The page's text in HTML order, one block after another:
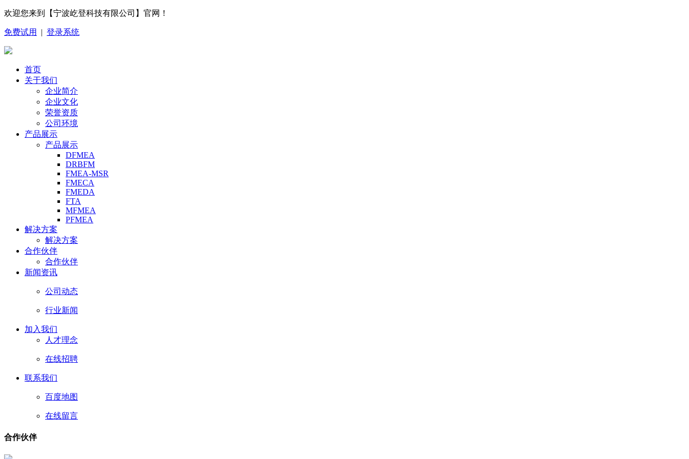
欢迎您来到【宁波屹登科技有限公司】官网！
免费试用 | 登录系统
首页
关于我们
企业简介
企业文化
荣誉资质
公司环境
产品展示
产品展示
DFMEA
DRBFM
FMEA-MSR
FMECA
FMEDA
FTA
MFMEA
PFMEA
解决方案
解决方案
合作伙伴
合作伙伴
新闻资讯
公司动态
行业新闻
加入我们
人才理念
在线招聘
联系我们
百度地图
在线留言
合作伙伴